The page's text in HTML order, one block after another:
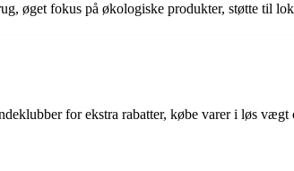
øget fokus på økologiske produkter, støtte til
for ekstra rabatter, købe varer i løs